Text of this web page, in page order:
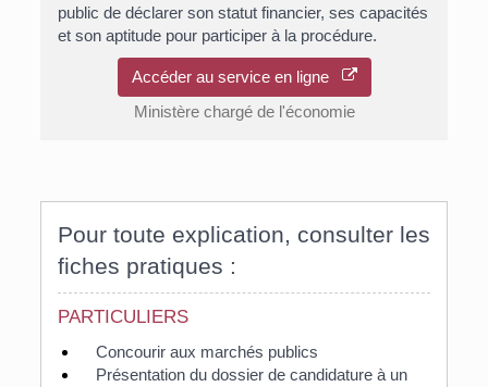
public de déclarer son statut financier, ses capacités
et son aptitude pour participer à la procédure.
Accéder au service en ligne
Ministère chargé de l'économie
Pour toute explication, consulter les
fiches pratiques :
PARTICULIERS
Concourir aux marchés publics
Présentation du dossier de candidature à un